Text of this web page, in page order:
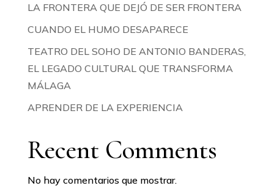
LA FRONTERA QUE DEJÓ DE SER FRONTERA
CUANDO EL HUMO DESAPARECE
TEATRO DEL SOHO DE ANTONIO BANDERAS,
EL LEGADO CULTURAL QUE TRANSFORMA
MÁLAGA
APRENDER DE LA EXPERIENCIA
Recent Comments
No hay comentarios que mostrar.